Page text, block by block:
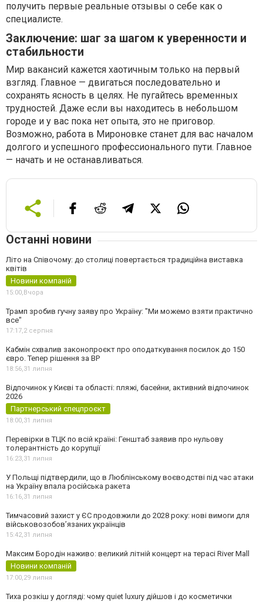
получить первые реальные отзывы о себе как о
специалисте.
Заключение: шаг за шагом к уверенности и
стабильности
Мир вакансий кажется хаотичным только на первый
взгляд. Главное — двигаться последовательно и
сохранять ясность в целях. Не пугайтесь временных
трудностей. Даже если вы находитесь в небольшом
городе и у вас пока нет опыта, это не приговор.
Возможно, работа в Мироновке станет для вас началом
долгого и успешного профессионального пути. Главное
— начать и не останавливаться.
Останні новини
Літо на Співочому: до столиці повертається традиційна виставка
квітів
Новини компаній
15:00, Вчора
Трамп зробив гучну заяву про Україну: "Ми можемо взяти практично
все"
17:17,2 серпня
Кабмін схвалив законопроєкт про оподаткування посилок до 150
євро. Тепер рішення за ВР
18:56,31 липня
Відпочинок у Києві та області: пляжі, басейни, активний відпочинок
2026
Партнерський спецпроєкт
18:00,31 липня
Перевірки в ТЦК по всій країні: Генштаб заявив про нульову
толерантність до корупції
16:23,31 липня
У Польщі підтвердили, що в Люблінському воєводстві під час атаки
на Україну впала російська ракета
16:16,31 липня
Тимчасовий захист у ЄС продовжили до 2028 року: нові вимоги для
військовозобов’язаних українців
15:42,31 липня
Максим Бородін наживо: великий літній концерт на терасі River Mall
Новини компаній
17:00,29 липня
Тиха розкіш у догляді: чому quiet luxury дійшов і до косметички